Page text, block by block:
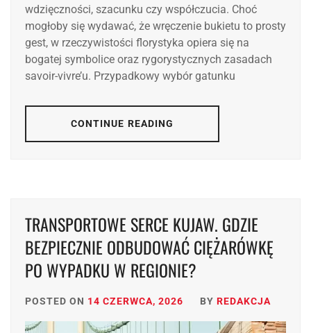
wdzięczności, szacunku czy współczucia. Choć
mogłoby się wydawać, że wręczenie bukietu to prosty
gest, w rzeczywistości florystyka opiera się na
bogatej symbolice oraz rygorystycznych zasadach
savoir-vivre’u. Przypadkowy wybór gatunku
CONTINUE READING
TRANSPORTOWE SERCE KUJAW. GDZIE
BEZPIECZNIE ODBUDOWAĆ CIĘŻARÓWKĘ
PO WYPADKU W REGIONIE?
POSTED ON 14 CZERWCA, 2026 BY REDAKCJA